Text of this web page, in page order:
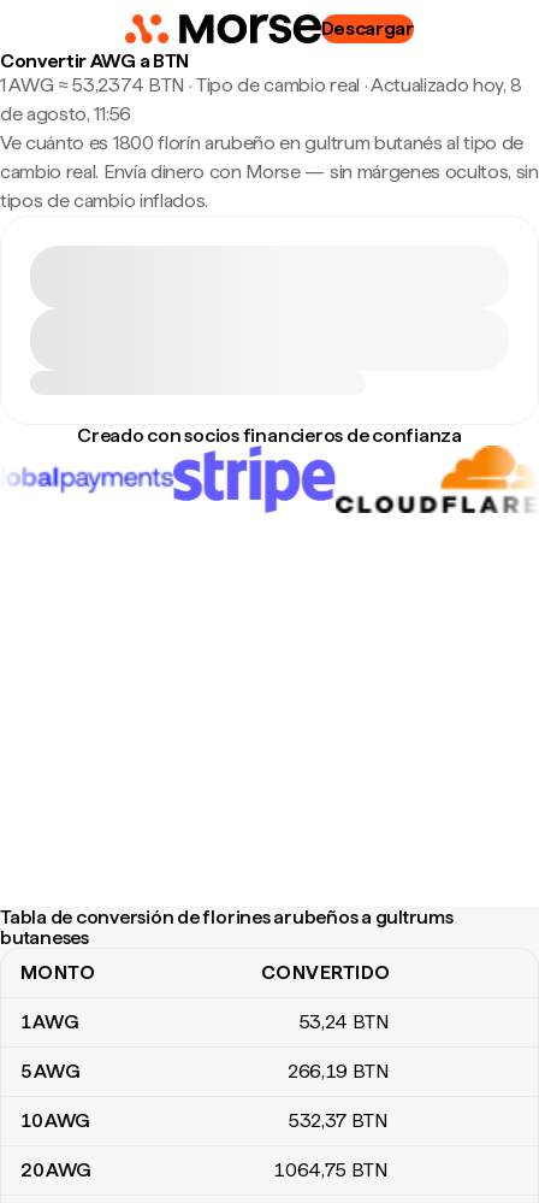
Descargar
Convertir AWG a BTN
1 AWG ≈ 53,2374 BTN · Tipo de cambio real ·Actualizado hoy, 8
de agosto, 11:56
Ve cuánto es 1800 florín arubeño en gultrum butanés al tipo de
cambio real. Envía dinero con Morse — sin márgenes ocultos, sin
tipos de cambio inflados.
Creado con socios financieros de confianza
Tabla de conversión de florines arubeños a gultrums
butaneses
Tabla de conversión de florines arubeños a gultrums butaneses
MONTO CONVERTIDO
1AWG 53,24 BTN
5AWG 266,19 BTN
10AWG 532,37 BTN
20AWG 1064,75 BTN